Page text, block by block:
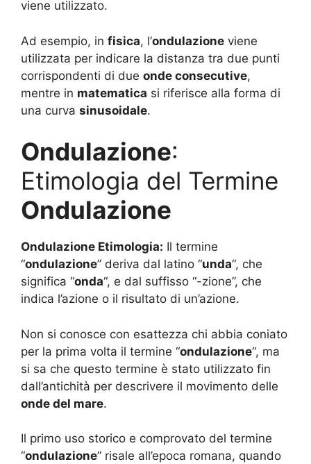
viene utilizzato.
Ad esempio, in fisica, l’ondulazione viene
utilizzata per indicare la distanza tra due punti
corrispondenti di due onde consecutive,
mentre in matematica si riferisce alla forma di
una curva sinusoidale.
Ondulazione:
Etimologia del Termine
Ondulazione
Ondulazione Etimologia: Il termine
“ondulazione” deriva dal latino “unda“, che
significa “onda“, e dal suffisso “-zione”, che
indica l’azione o il risultato di un’azione.
Non si conosce con esattezza chi abbia coniato
per la prima volta il termine “ondulazione“, ma
si sa che questo termine è stato utilizzato fin
dall’antichità per descrivere il movimento delle
onde del mare.
Il primo uso storico e comprovato del termine
“ondulazione” risale all’epoca romana, quando